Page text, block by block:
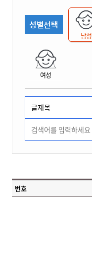
성별선택
남성
여성
번호